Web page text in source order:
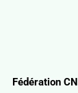
Fédération